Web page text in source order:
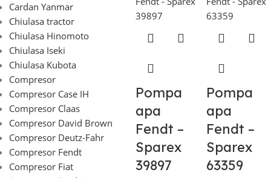
Cardan Yanmar
Chiulasa tractor
Chiulasa Hinomoto
Chiulasa Iseki
Chiulasa Kubota
Compresor
Compresor Case IH
Compresor Claas
Compresor David Brown
Compresor Deutz-Fahr
Compresor Fendt
Compresor Fiat
Pompa
apa
Fendt –
Sparex
39897
Pompa
apa
Fendt –
Sparex
63359